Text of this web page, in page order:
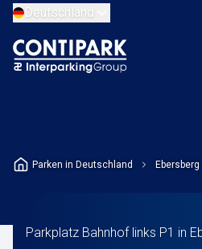
Deutschland
Parken in Deutschland Ebersberg
Parkplatz Bahnhof links P1 in